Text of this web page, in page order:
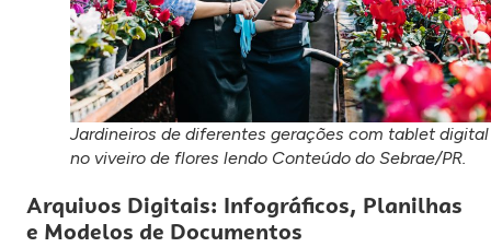
Jardineiros de diferentes gerações com tablet digital
no viveiro de flores lendo Conteúdo do Sebrae/PR.
Arquivos Digitais: Infográficos, Planilhas
e Modelos de Documentos